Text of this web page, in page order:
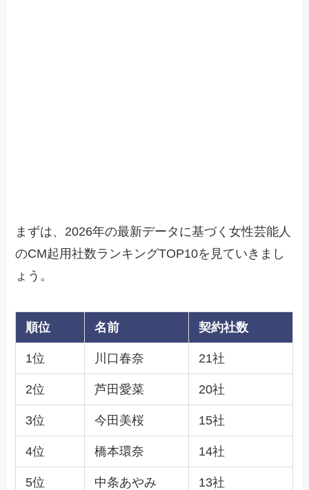
まずは、2026年の最新データに基づく女性芸能人
のCM起用社数ランキングTOP10を見ていきまし
ょう。
順位 名前 契約社数
1位 川口春奈 21社
2位 芦田愛菜 20社
3位 今田美桜 15社
4位 橋本環奈 14社
5位 中条あやみ 13社